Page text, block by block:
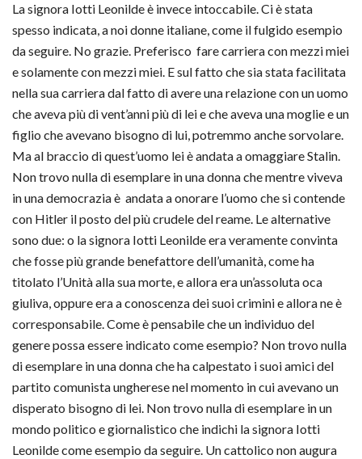
La signora Iotti Leonilde è invece intoccabile. Ci è stata
spesso indicata, a noi donne italiane, come il fulgido esempio
da seguire. No grazie. Preferisco fare carriera con mezzi miei
e solamente con mezzi miei. E sul fatto che sia stata facilitata
nella sua carriera dal fatto di avere una relazione con un uomo
che aveva più di vent’anni più di lei e che aveva una moglie e un
figlio che avevano bisogno di lui, potremmo anche sorvolare.
Ma al braccio di quest’uomo lei è andata a omaggiare Stalin.
Non trovo nulla di esemplare in una donna che mentre viveva
in una democrazia è andata a onorare l’uomo che si contende
con Hitler il posto del più crudele del reame. Le alternative
sono due: o la signora Iotti Leonilde era veramente convinta
che fosse più grande benefattore dell’umanità, come ha
titolato l’Unità alla sua morte, e allora era un’assoluta oca
giuliva, oppure era a conoscenza dei suoi crimini e allora ne è
corresponsabile. Come è pensabile che un individuo del
genere possa essere indicato come esempio? Non trovo nulla
di esemplare in una donna che ha calpestato i suoi amici del
partito comunista ungherese nel momento in cui avevano un
disperato bisogno di lei. Non trovo nulla di esemplare in un
mondo politico e giornalistico che indichi la signora Iotti
Leonilde come esempio da seguire. Un cattolico non augura